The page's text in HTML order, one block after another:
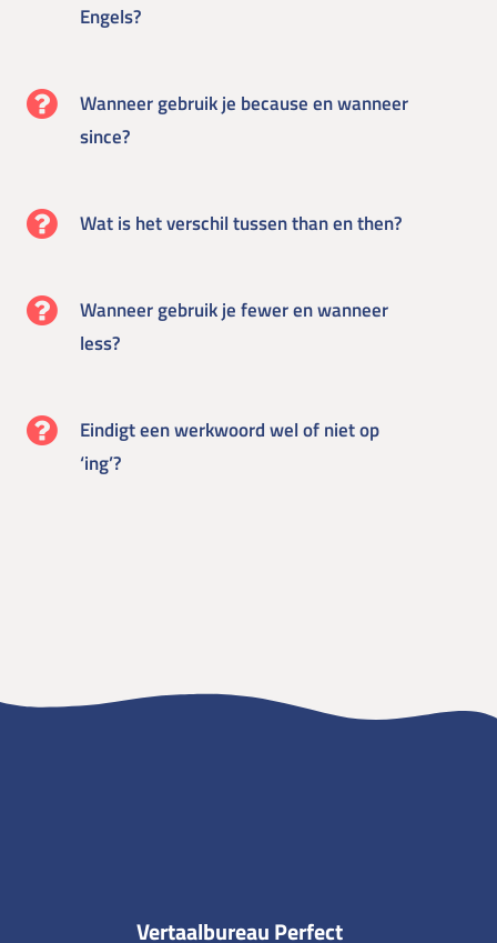
Engels?
Wanneer gebruik je because en wanneer
since?
Wat is het verschil tussen than en then?
Wanneer gebruik je fewer en wanneer
less?
Eindigt een werkwoord wel of niet op
‘ing’?
Vertaalbureau Perfect